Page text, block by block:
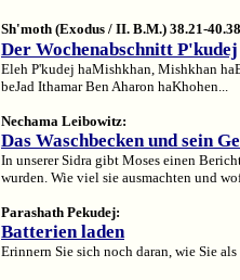
Sh'moth (Exodus / II. B.M.) 38.21-
Der Wochenabschnitt P'kudej
Eleh P'kudej haMishkhan, Mishkhan
beJad Ithamar Ben Aharon haKhohen...
Nechama Leibowitz:
Das Waschbecken und sein
In unserer Sidra gibt Moses einen
wurden. Wie viel sie ausmachten und
Parashath Pekudej:
Batterien laden
Erinnern Sie sich noch daran, wie Sie